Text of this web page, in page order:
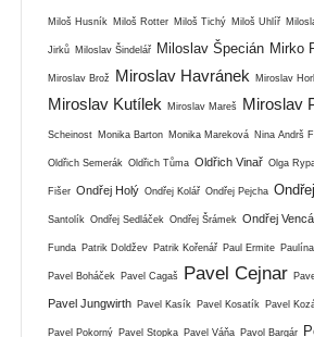
Miloš Husník Miloš Rotter Miloš Tichý Miloš Uhlíř
Jirků Miloslav Šindelář Miloslav Špecián Mirko
Miroslav Brož Miroslav Havránek Miroslav
Miroslav Kutílek Miroslav Mareš Miroslav
Scheinost Monika Barton Monika Mareková Nina Andrš
Oldřich Semerák Oldřich Tůma Oldřich Vinař Olga
Fišer Ondřej Holý Ondřej Kolář Ondřej Pejcha
Santolík Ondřej Sedláček Ondřej Šrámek Ondřej
Funda Patrik Doldžev Patrik Kořenář Paul Ermite
Pavel Boháček Pavel Cagaš Pavel Cejnar
Pavel Jungwirth Pavel Kasík Pavel Kosatík Pavel
Pavel Pokorný Pavel Stopka Pavel Váňa Pavol Bargár